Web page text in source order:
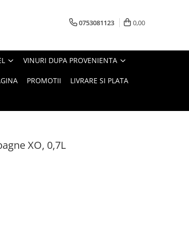
0753081123 0,00
VINURI DUPA PROVENIENTA
PROMOTII LIVRARE SI PLATA
XO, 0,7L